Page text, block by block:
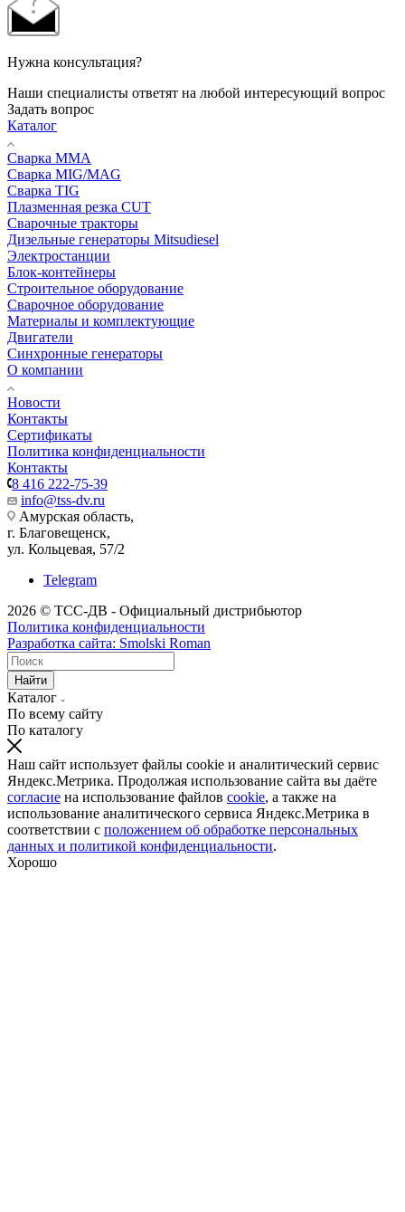
Нужна консультация?
Наши специалисты ответят на любой интересующий вопрос
Задать вопрос
Каталог
Сварка MMA
Сварка MIG/MAG
Сварка TIG
Плазменная резка CUT
Сварочные тракторы
Дизельные генераторы Mitsudiesel
Электростанции
Блок-контейнеры
Строительное оборудование
Сварочное оборудование
Материалы и комплектующие
Двигатели
Синхронные генераторы
О компании
Новости
Контакты
Сертификаты
Политика конфиденциальности
Контакты
8 416 222-75-39
info@tss-dv.ru
Амурская область,
г. Благовещенск,
ул. Кольцевая, 57/2
Telegram
2026 © ТСС-ДВ - Официальный дистрибьютор
Политика конфиденциальности
Разработка сайта: Smolski Roman
Найти
Каталог
По всему сайту
По каталогу
Наш сайт использует файлы cookie и аналитический сервис
Яндекс.Метрика. Продолжая использование сайта вы даёте
согласие на использование файлов cookie, а также на
использование аналитического сервиса Яндекс.Метрика в
соответствии с положением об обработке персональных
данных и политикой конфиденциальности.
Хорошо